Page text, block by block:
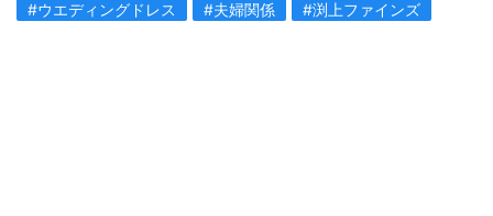
#ウエディングドレス #夫婦関係 #渕上ファインズ